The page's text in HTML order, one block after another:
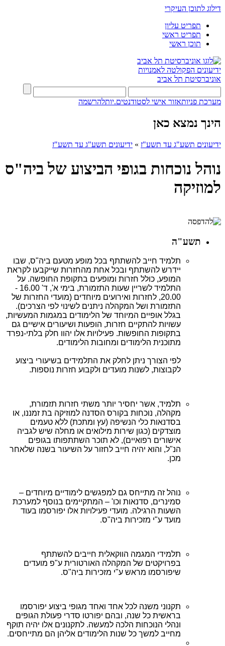
דילוג לתוכן העיקרי
תפריט עליון
תפריט ראשי
תוכן ראשי
ידיעונים הפקולטה לאמנויות
אוניברסיטת תל אביב
מערכת פניותאזור אישי לסטודנטים.יותלהרשמה
הינך נמצא כאן
ידיעונים תשע"ג עד תשע"ז » ידיעונים תשע"ג עד תשע"ז
נוהל נוכחות בגופי הביצוע של ביה"ס
למוזיקה
תשע"ה
תלמיד חייב להשתתף בכל מופע מטעם ביה"ס, שבו
יידרש להשתתף ובכל אחת מהחזרות שייקבעו לקראת
המופע, כולל חזרות ומופעים בתקופת החופשה. על
התלמיד לשריין שעות התזמורת, בימי א', ד' 16.00 -
20.00, לחזרות ואירועים מיוחדים (מועדי החזרות של
התזמורת ושל המקהלה ניתנים לשינוי לפי הצרכים).
בגלל אופיים המיוחד של הלימודים במגמות המעשיות,
עשויות להתקיים חזרות, הופעות ושיעורים אישיים גם
בתקופות החופשות. פעילויות אלו יהוו חלק בלתי-נפרד
מתוכנית הלימודים ומחובות הלימודים.
לפי הצורך ניתן לחלק את התלמידים בשיעורי ביצוע
לקבוצות, לשנות מועדים ולקבוע חזרות נוספות.
תלמיד, אשר יחסיר יותר משתי חזרות תזמורת,
מקהלה, נוכחות בקורס הסדנה למוזיקה בת זמננו, או
בסדנאות כלי הנשיפה (עץ ומתכת) ללא טעמים
מוצדקים (כגון שירות מילואים או מחלה שיש לגביה
אישורים רפואיים), לא תוכר השתתפותו בגופים
הנ"ל, והוא יהיה חייב לחזור על השיעור בשנה שלאחר
מכן.
נוהל זה מתייחס גם למפגשים לימודיים מיוחדים –
סמינרים, סדנאות וכו' – המתקיימים בנוסף למערכת
השעות הרגילה. מועדי פעילויות אלו יפורסמו בעוד
מועד ע"י מזכירות ביה"ס.
תלמידי המגמה הווקאלית חייבים להשתתף
בפרויקטים של המקהלה האורטורית ע"פ מועדים
שיפורסמו מראש ע"י מזכירות ביה"ס.
תקנוני משנה לכל אחד ואחד מגופי ביצוע יפורסמו
בראשית כל שנה, ובהם יפורטו סדרי פעולת הגופים
ונהלי הנוכחות הלכה למעשה. לתקנונים אלו יהיה תוקף
מחייב למשך כל שנות הלימודים אליהן הם מתייחסים.